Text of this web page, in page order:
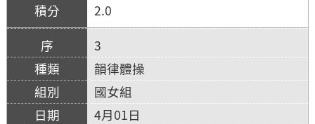
2.0
3
韻律體操
國女組
4月01日